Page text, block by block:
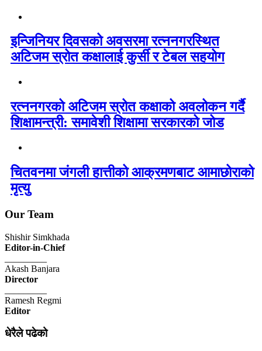
इन्जिनियर दिवसको अवसरमा रत्ननगरस्थित
अटिजम स्रोत कक्षालाई कुर्सी र टेबल सहयोग
रत्ननगरको अटिजम स्रोत कक्षाको अवलोकन गर्दै
शिक्षामन्त्री: समावेशी शिक्षामा सरकारको जोड
चितवनमा जंगली हात्तीको आक्रमणबाट आमाछोराको
मृत्यु
Our Team
Shishir Simkhada
Editor-in-Chief
Akash Banjara
Director
Ramesh Regmi
Editor
धेरैले पढेको